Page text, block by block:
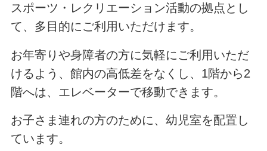
スポーツ・レクリエーション活動の拠点とし
て、多目的にご利用いただけます。
お年寄りや身障者の方に気軽にご利用いただ
けるよう、館内の高低差をなくし、1階から2
階へは、エレベーターで移動できます。
お子さま連れの方のために、幼児室を配置し
ています。